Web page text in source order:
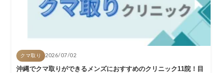
クマ取り 2026/07/02
沖縄でクマ取りができるメンズにおすすめのクリニック11院！目